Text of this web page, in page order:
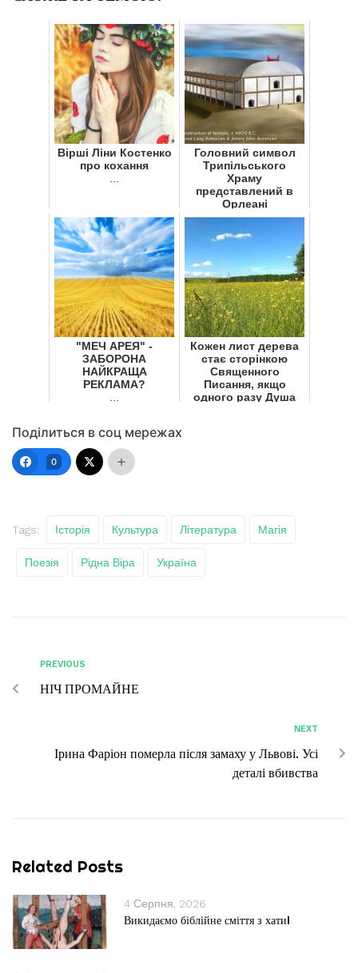
Вірші Ліни Костенко
про кохання
Головний символ
Трипільського
Храму
представлений в
Орлеані
...
"МЕЧ АРЕЯ" -
ЗАБОРОНА
НАЙКРАЩА
РЕКЛАМА?
Кожен лист дерева
стає сторінкою
Священного
Писання, якщо
одного разу Душа
Поділиться в соц мережах
0
Tags: Історія Культура Література Магія
Поезія Рідна Віра Україна
PREVIOUS
НІЧ ПРОМАЙНЕ
NEXT
Ірина Фаріон померла після замаху у Львові. Усі
деталі вбивства
Related Posts
4 Серпня, 2026
Викидаємо біблійне сміття з хати!